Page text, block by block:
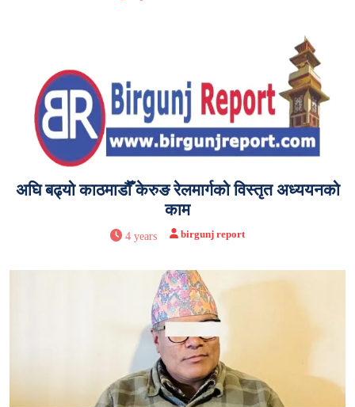
अघि बढ्यो काठमाडौँ केरुङ रेलमार्गको विस्तृत अध्ययनको
काम
4 years birgunj report